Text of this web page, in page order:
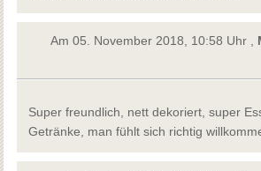
Am 05. November 2018, 10:58 Uhr ,
Super freundlich, nett dekoriert, super
Getränke, man fühlt sich richtig